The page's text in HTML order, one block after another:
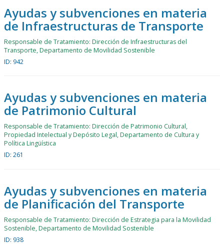
Ayudas y subvenciones en materia
de Infraestructuras de Transporte
Responsable de Tratamiento: Dirección de Infraestructuras del
Transporte, Departamento de Movilidad Sostenible
ID: 942
Ayudas y subvenciones en materia
de Patrimonio Cultural
Responsable de Tratamiento: Dirección de Patrimonio Cultural,
Propiedad Intelectual y Depósito Legal, Departamento de Cultura y
Política Lingüística
ID: 261
Ayudas y subvenciones en materia
de Planificación del Transporte
Responsable de Tratamiento: Dirección de Estrategia para la Movilidad
Sostenible, Departamento de Movilidad Sostenible
ID: 938